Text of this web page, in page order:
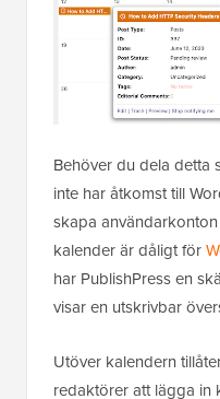
Behöver du dela detta
inte har åtkomst till
skapa
kalender är dåligt för
har PublishPress en
visar en utskrivbar
Utöver kalendern
redaktörer att lägga in